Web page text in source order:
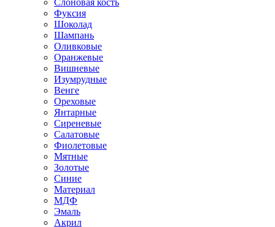
Слоновая кость
Фуксия
Шоколад
Шампань
Оливковые
Оранжевые
Вишневые
Изумрудные
Венге
Ореховые
Янтарные
Сиреневые
Салатовые
Фиолетовые
Мятные
Золотые
Синие
Материал
МДФ
Эмаль
Акрил